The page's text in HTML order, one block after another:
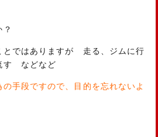
とではありますが 走る、ジムに行
す などなど
手段ですので、目的を忘れないよ